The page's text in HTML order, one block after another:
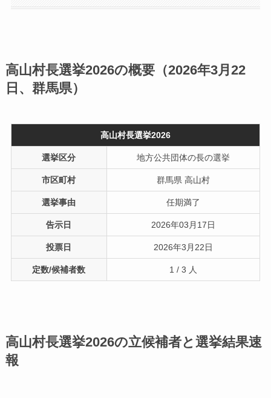
高山村長選挙2026の概要（2026年3月22
日、群馬県）
高山村長選挙2026
選挙区分 地方公共団体の長の選挙
市区町村 群馬県 高山村
選挙事由 任期満了
告示日 2026年03月17日
投票日 2026年3月22日
定数/候補者数 1 / 3 人
高山村長選挙2026の立候補者と選挙結果速
報